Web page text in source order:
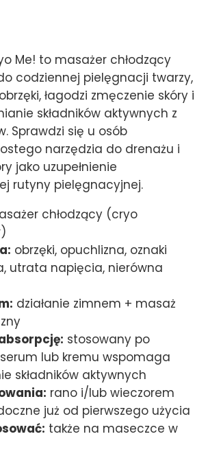
Me! to masażer chłodzący
codziennej pielęgnacji twarzy,
łagodzi zmęczenie skóry i
składników aktywnych z
Sprawdzi się u osób
narzędzia do drenażu i
jako uzupełnienie
rutyny pielęgnacyjnej.
chłodzący (cryo
obrzęki, opuchlizna, oznaki
utrata napięcia, nierówna
działanie zimnem + masaż
stosowany po
serum lub kremu wspomaga
składników aktywnych
rano i/lub wieczorem
już od pierwszego użycia
także na maseczce w